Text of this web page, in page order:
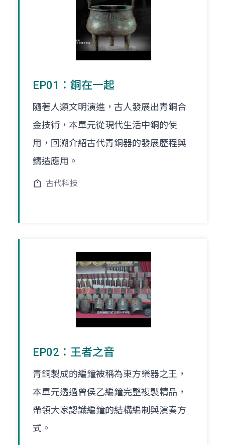
EP01：銅在一起
隨著人類文明演進，古人發展出青銅合
金技術，本單元從現代生活中銅的使
用，回溯介紹古代青銅器的發展歷程與
鑄造應用。
古代科技
EP02：王者之音
青銅製成的編鐘被稱為東方樂器之王，
本單元透過曾侯乙編鐘完整複製精品，
帶領大家認識編鐘的結構編制與演奏方
式。